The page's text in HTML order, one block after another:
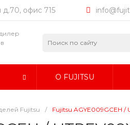
д.70, офис 715
О FUJITSU
Fujitsu / Fujitsu AGYE009GCEH /